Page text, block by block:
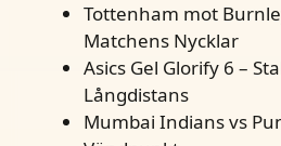
Tottenham mot
Matchens Nycklar
Asics Gel Glorify 6 –
Långdistans
Mumbai Indians vs